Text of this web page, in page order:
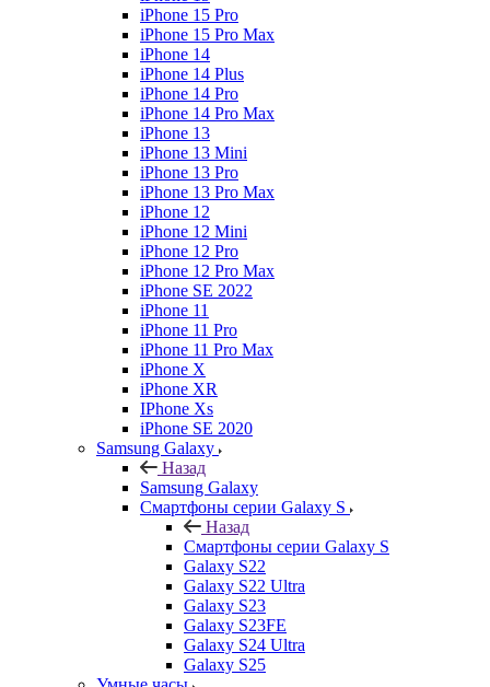
iPhone 15 Pro
iPhone 15 Pro Max
iPhone 14
iPhone 14 Plus
iPhone 14 Pro
iPhone 14 Pro Max
iPhone 13
iPhone 13 Mini
iPhone 13 Pro
iPhone 13 Pro Max
iPhone 12
iPhone 12 Mini
iPhone 12 Pro
iPhone 12 Pro Max
iPhone SE 2022
iPhone 11
iPhone 11 Pro
iPhone 11 Pro Max
iPhone X
iPhone XR
IPhone Xs
iPhone SE 2020
Samsung Galaxy
Назад
Samsung Galaxy
Смартфоны серии Galaxy S
Назад
Смартфоны серии Galaxy S
Galaxy S22
Galaxy S22 Ultra
Galaxy S23
Galaxy S23FE
Galaxy S24 Ultra
Galaxy S25